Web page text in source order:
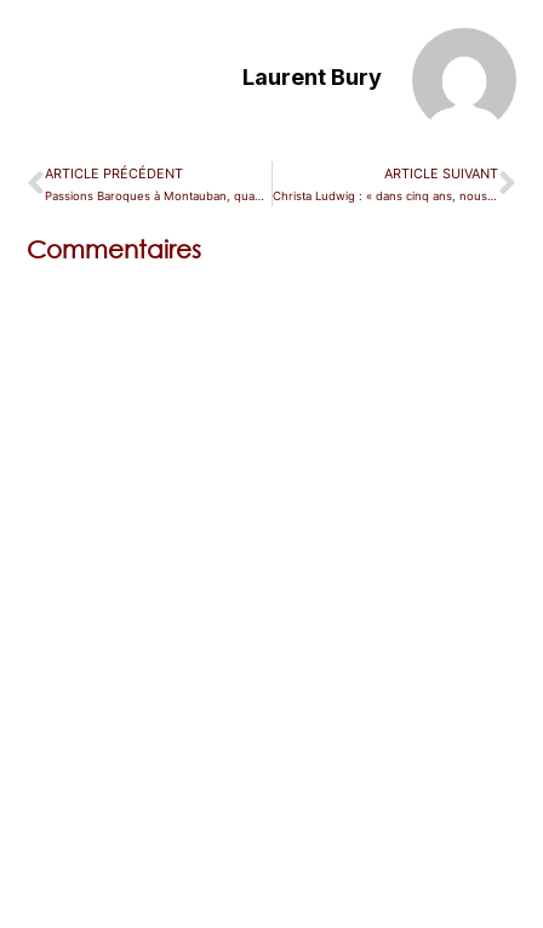
Laurent Bury
ARTICLE PRÉCÉDENT
Passions Baroques à Montauban, quand la délectation n’est pas morose
ARTICLE SUIVANT
Christa Ludwig : « dans cinq ans, nous aurons une autre Netrebko ! »
Commentaires